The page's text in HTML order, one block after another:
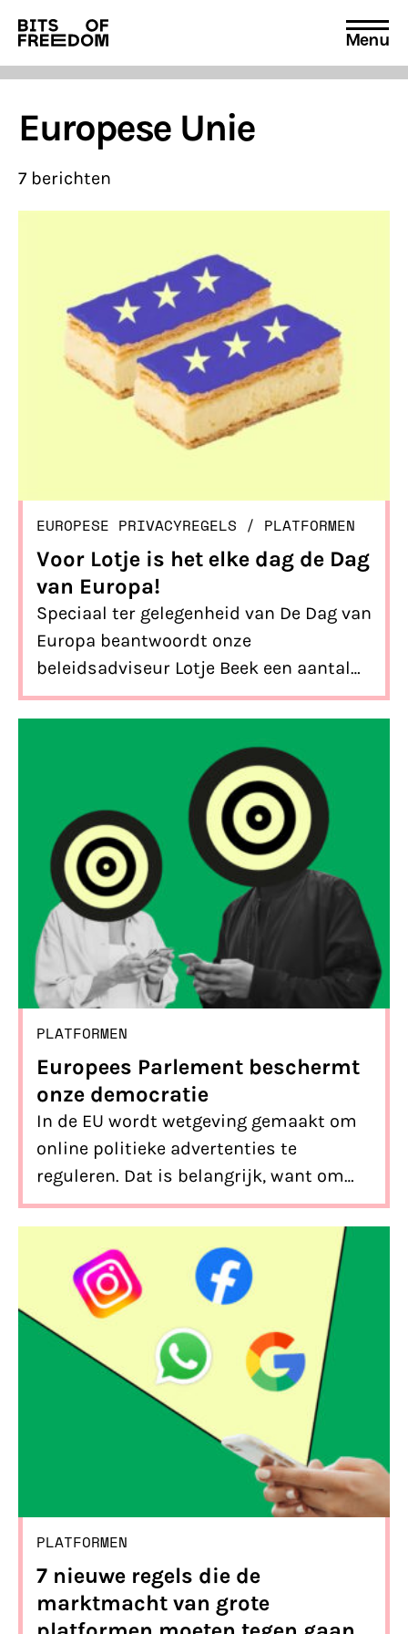
Search
for:
Menu
Europese Unie
7 berichten
EUROPESE PRIVACYREGELS / PLATFORMEN
Voor Lotje is het elke dag de Dag
van Europa!
Speciaal ter gelegenheid van De Dag van
Europa beantwoordt onze
beleidsadviseur Lotje Beek een aantal
vragen over de Europese regels die de
allergrootste techbedrijven straks
moeten volgen door de invoering van de
DSA. Regels waar ook jij vrijwel zeker
mee te maken krijgt!
PLATFORMEN
Europees Parlement beschermt
onze democratie
In de EU wordt wetgeving gemaakt om
online politieke advertenties te
reguleren. Dat is belangrijk, want om
onze democratie te beschermen zijn
effectieve regels nodig. Het Europees
Parlement heeft haar positie
ingenomen en die positie is een grote
stap vooruit ten opzichte van het
initiële voorstel van de Europese
Commissie.
PLATFORMEN
7 nieuwe regels die de
marktmacht van grote